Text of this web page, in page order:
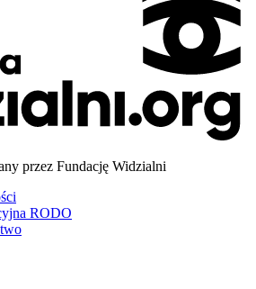
przez Fundację Widzialni
RODO